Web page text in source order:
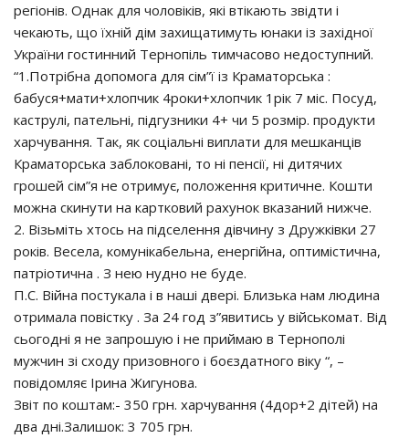
регіонів. Однак для чоловіків, які втікають звідти і
чекають, що їхній дім захищатимуть юнаки із західної
України гостинний Тернопіль тимчасово недоступний.
“1.Потрібна допомога для сім”ї із Краматорська :
бабуся+мати+хлопчик 4роки+хлопчик 1рік 7 міс. Посуд,
каструлі, пательні, підгузники 4+ чи 5 розмір. продукти
харчування. Так, як соціальні виплати для мешканців
Краматорська заблоковані, то ні пенсії, ні дитячих
грошей сім”я не отримує, положення критичне. Кошти
можна скинути на картковий рахунок вказаний нижче.
2. Візьміть хтось на підселення дівчину з Дружківки 27
років. Весела, комунікабельна, енергійна, оптимістична,
патріотична . З нею нудно не буде.
П.С. Війна постукала і в наші двері. Близька нам людина
отримала повістку . За 24 год з”явитись у військомат. Від
сьогодні я не запрошую і не приймаю в Тернополі
мужчин зі сходу призовного і боєздатного віку “, –
повідомляє Ірина Жигунова.
Звіт по коштам:- 350 грн. харчування (4дор+2 дітей) на
два дні.Залишок: 3 705 грн.